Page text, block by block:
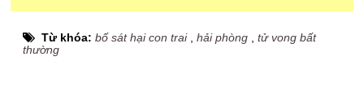
Từ khóa:bố sát hại con trai,hải phòng ,tử vong bất
thường